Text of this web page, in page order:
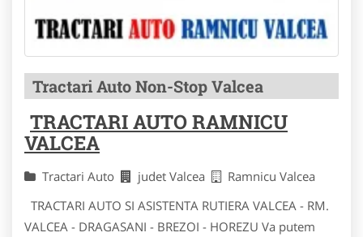
Tractari Auto Non-Stop Valcea
TRACTARI AUTO RAMNICU
VALCEA
Tractari Auto judet Valcea
Ramnicu Valcea
TRACTARI AUTO SI ASISTENTA RUTIERA VALCEA - RM.
VALCEA - DRAGASANI - BREZOI - HOREZU Va putem